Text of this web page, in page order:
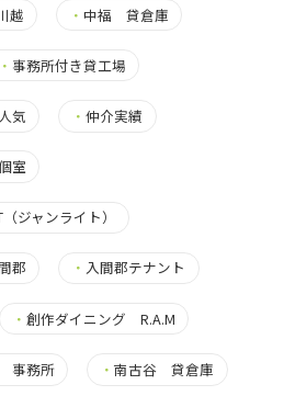
越 ・中福 貸倉庫
・ 事務所付き貸工場
人気 ・仲介実績
室
ジャンライト）
郡 ・ 入間郡テナント
・創作ダイニング R.A.M
事務所 ・南古谷 貸倉庫